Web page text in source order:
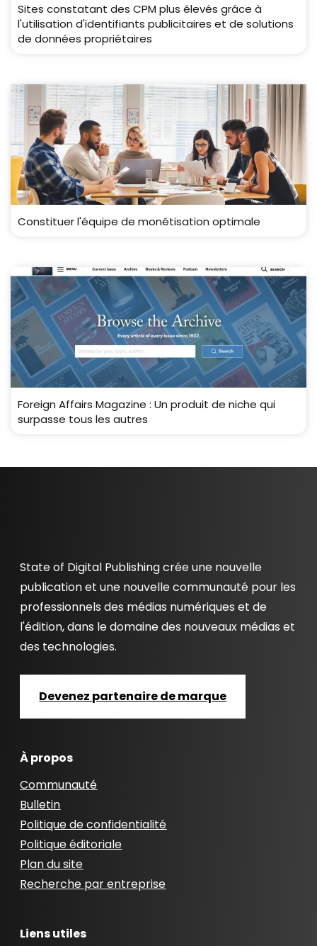
Sites constatant des CPM plus élevés grâce à
l'utilisation d'identifiants publicitaires et de solutions
de données propriétaires
Constituer l'équipe de monétisation optimale
Foreign Affairs Magazine : Un produit de niche qui
surpasse tous les autres
State of Digital Publishing crée une nouvelle
publication et une nouvelle communauté pour les
professionnels des médias numériques et de
l'édition, dans le domaine des nouveaux médias et
des technologies.
Devenez partenaire de marque
À propos
Communauté
Bulletin
Politique de confidentialité
Politique éditoriale
Plan du site
Recherche par entreprise
Liens utiles